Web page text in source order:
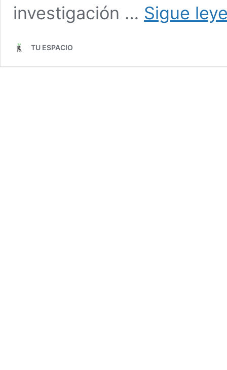
investigación … Sigue
TU ESPACIO